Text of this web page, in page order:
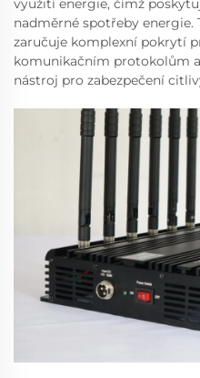
využití energie, čímž
nadměrné spotřeby
zaručuje komplexní pokrytí
komunikačním protokolům
nástroj pro zabezpečení